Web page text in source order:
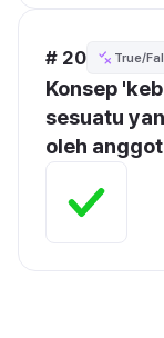
# 20 True/
Konsep
sesuatu
oleh